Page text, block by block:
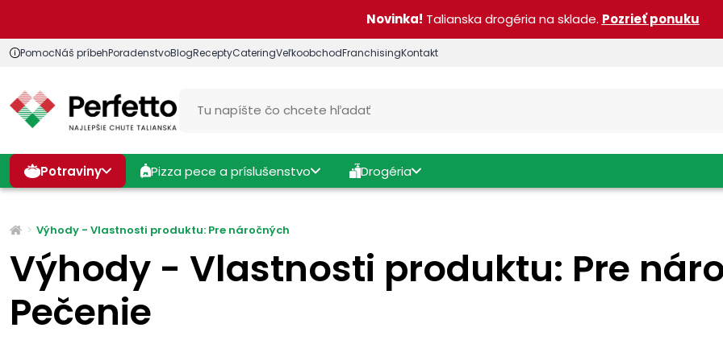
Novinka! Talianska drogéria na sklade. Pozrieť ponuku
PomocNáš príbehPoradenstvoBlogReceptyCateringVeľkoobchodFranchisingKontakt
Potraviny Pizza pece a príslušenstvo Drogéria
Výhody - Vlastnosti produktu: Pre náročných
Výhody - Vlastnosti produktu: Pre
Pečenie